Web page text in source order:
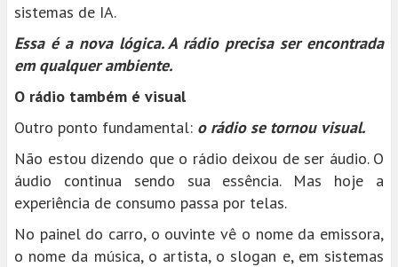
sistemas de IA.
Essa é a nova lógica. A rádio precisa ser encontrada
em qualquer ambiente.
O rádio também é visual
Outro ponto fundamental: o rádio se tornou visual.
Não estou dizendo que o rádio deixou de ser áudio. O
áudio continua sendo sua essência. Mas hoje a
experiência de consumo passa por telas.
No painel do carro, o ouvinte vê o nome da emissora,
o nome da música, o artista, o slogan e, em sistemas